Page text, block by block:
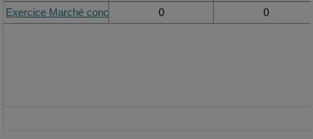
Exercice Marché concurrentiel Long terme
0 0